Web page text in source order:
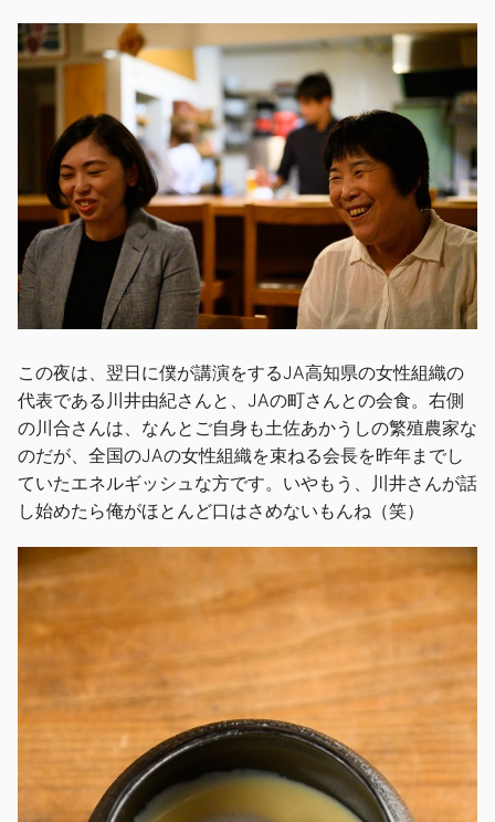
この夜は、翌日に僕が講演をするJA高知県の女性組織の
代表である川井由紀さんと、JAの町さんとの会食。右側
の川合さんは、なんとご自身も土佐あかうしの繁殖農家な
のだが、全国のJAの女性組織を束ねる会長を昨年までし
ていたエネルギッシュな方です。いやもう、川井さんが話
し始めたら俺がほとんど口はさめないもんね（笑）